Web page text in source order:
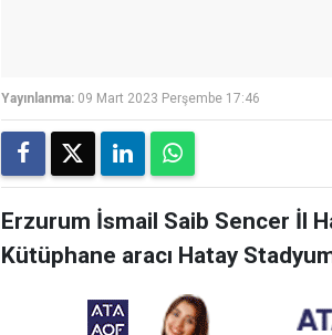
Yayınlanma: 09 Mart 2023 Perşembe 17:46
Erzurum İsmail Saib Sencer İl
Kütüphane aracı Hatay